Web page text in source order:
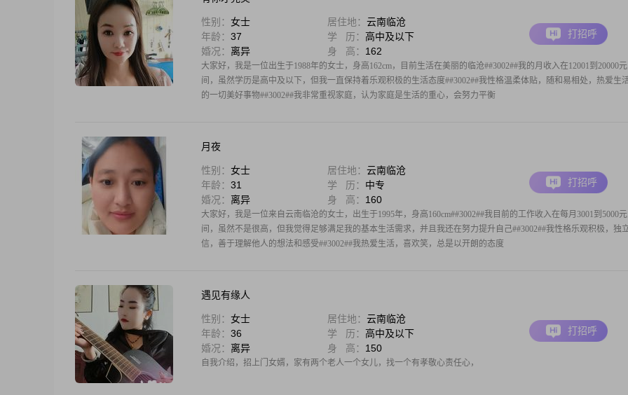
性别： 女士 居住地： 云南临沧
年龄： 37 学 历： 高中及以下
婚况： 离异 身 高： 162
大家好，我是一位出生于1988年的女士，身高162cm，目前生活在美丽的临沧##3002##我的月收入在12001到20000
间，虽然学历是高中及以下，但我一直保持着乐观积极的生活态度##3002##我性格温柔体贴，随和易相处，热爱生
的一切美好事物##3002##我非常重视家庭，认为家庭是生活的重心，会努力平衡
打招呼
月夜
性别： 女士 居住地： 云南临沧
年龄： 31 学 历： 中专
婚况： 离异 身 高： 160
大家好，我是一位来自云南临沧的女士，出生于1995年，身高160cm##3002##我目前的工作收入在每月3001到5000
间，虽然不是很高，但我觉得足够满足我的基本生活需求，并且我还在努力提升自己##3002##我性格乐观积极，独
信，善于理解他人的想法和感受##3002##我热爱生活，喜欢笑，总是以开朗的态度
打招呼
遇见有缘人
性别： 女士 居住地： 云南临沧
年龄： 36 学 历： 高中及以下
婚况： 离异 身 高： 150
自我介绍，招上门女婿，家有两个老人一个女儿，找一个有孝敬心责任心，
打招呼